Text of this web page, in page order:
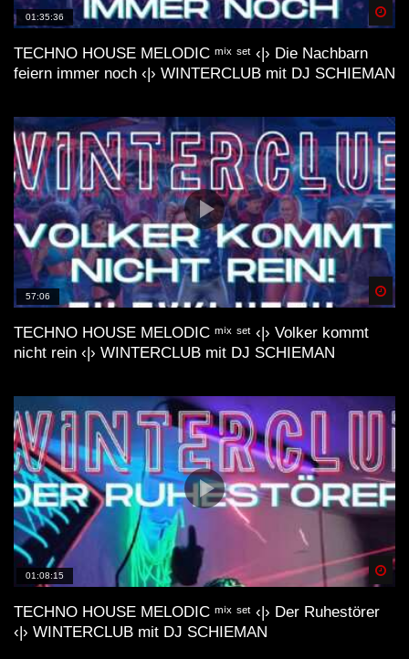
01:35:36
TECHNO HOUSE MELODIC ᵐⁱˣ ˢᵉᵗ ‹|› Die Nachbarn
feiern immer noch ‹|› WINTERCLUB mit DJ SCHIEMAN
57:06
TECHNO HOUSE MELODIC ᵐⁱˣ ˢᵉᵗ ‹|› Volker kommt
nicht rein ‹|› WINTERCLUB mit DJ SCHIEMAN
01:08:15
TECHNO HOUSE MELODIC ᵐⁱˣ ˢᵉᵗ ‹|› Der Ruhestörer
‹|› WINTERCLUB mit DJ SCHIEMAN